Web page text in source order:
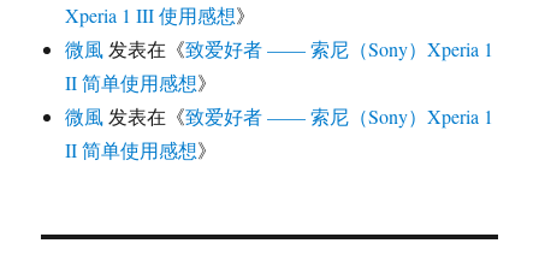
Xperia 1 III 使用感想》
微風发表在《致爱好者 —— 索尼（Sony）Xperia 1
II 简单使用感想》
微風发表在《致爱好者 —— 索尼（Sony）Xperia 1
II 简单使用感想》